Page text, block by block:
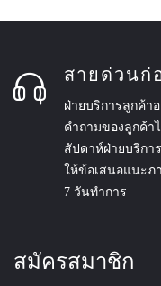
สายด่วนก่
ฝ่ายบริการลูกค้า
คำถามของลูกค้า
สัปดาห์ฝ่ายบริก
ให้ข้อเสนอแนะภ
7 วันทำการ
สมัครสมาชิก